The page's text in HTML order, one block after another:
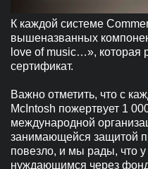
К каждой системе
вышеназванных
love of music…», которая
сертификат.
Важно отметить, что с
McIntosh пожертвует 1
международной
занимающейся защитой
повезло, и мы рады, что
нуждающимся через